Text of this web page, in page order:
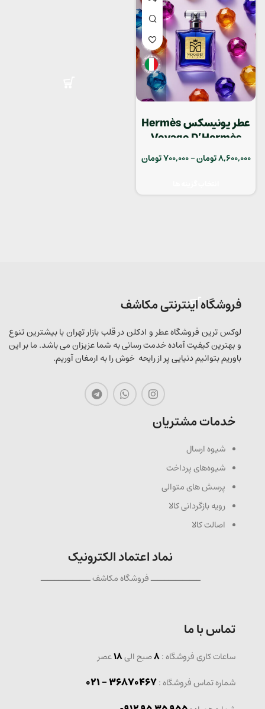
عطر یونیسکس Hermès
Voyage D’Hermès
8,600,000تومان–
700,000تومان
فروشگاه اینترنتی مکاشف
لوکس ترین فروشگاه عطر و ادکلن در قلب بازار تهران با بیشترین تنوع
و بهترین کیفیت آماده خدمت رسانی به شما عزیزان می باشد. ما بر این
باوریم بتوانیم دنیایی پر از رایحه خوش را به ارمغان آوریم.
خدمات مشتریان
شیوه ارسال
شیوه‌های پرداخت
پرسش های متوالی
رویه بازگردانی کالا
اصالت کالا
نماد اعتماد الکترونیک
ــــــــــــــ فروشگاه مکاشف ــــــــــــــ
تماس با ما
ساعات کاری فروشگاه :8صبح الی18عصر
شماره تماس فروشگاه :36870467 - 021